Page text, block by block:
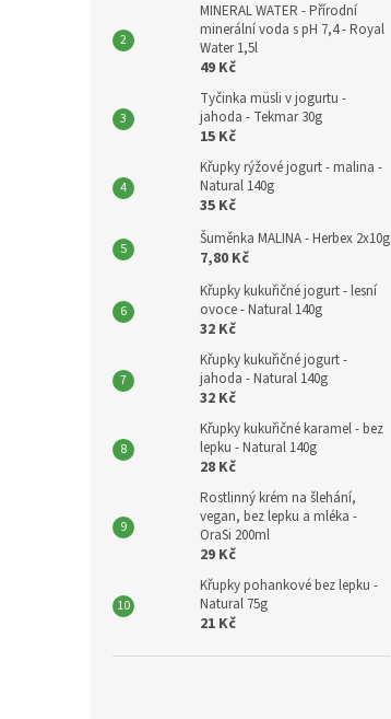
MINERAL WATER - Přírodní
minerální voda s pH 7,4 - Royal
Water 1,5l
49 Kč
Tyčinka müsli v jogurtu -
jahoda - Tekmar 30g
15 Kč
Křupky rýžové jogurt - malina -
Natural 140g
35 Kč
Šuměnka MALINA - Herbex 2x10g
7,80 Kč
Křupky kukuřičné jogurt - lesní
ovoce - Natural 140g
32 Kč
Křupky kukuřičné jogurt -
jahoda - Natural 140g
32 Kč
Křupky kukuřičné karamel - bez
lepku - Natural 140g
28 Kč
Rostlinný krém na šlehání,
vegan, bez lepku a mléka -
OraSi 200ml
29 Kč
Křupky pohankové bez lepku -
Natural 75g
21 Kč